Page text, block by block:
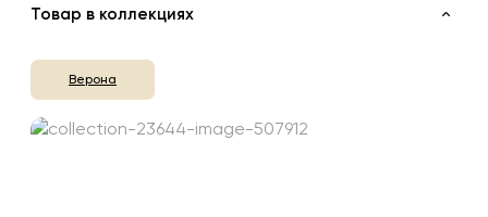
Товар в коллекциях
Верона